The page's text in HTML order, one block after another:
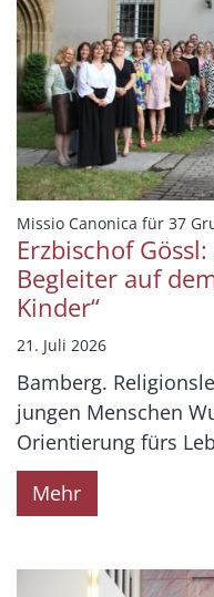
Missio Canonica für 37
Erzbischof
Begleiter auf
Kinder“
21. Juli 2026
Bamberg.
jungen Menschen
Orientierung fürs
Mehr